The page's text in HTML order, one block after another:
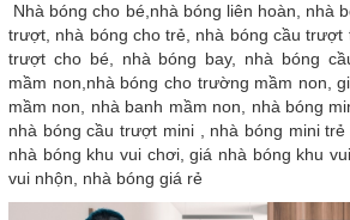
Nhà bóng cho bé,nhà bóng liên hoàn, nhà
trượt, nhà bóng cho trẻ, nhà bóng cầu trượt
trượt cho bé, nhà bóng bay, nhà bóng
mầm non,nhà bóng cho trường mầm non,
mầm non, nhà banh mầm non, nhà bóng
nhà bóng cầu trượt mini , nhà bóng mini
nhà bóng khu vui chơi, giá nhà bóng khu
vui nhộn, nhà bóng giá rẻ